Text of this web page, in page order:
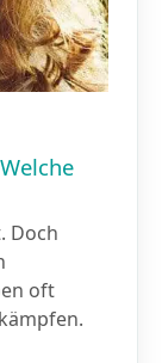
Doch
oft